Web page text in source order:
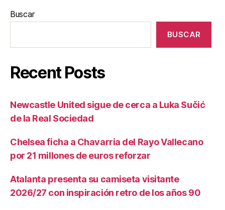
Buscar
BUSCAR
Recent Posts
Newcastle United sigue de cerca a Luka Sučić
de la Real Sociedad
Chelsea ficha a Chavarria del Rayo Vallecano
por 21 millones de euros reforzar
Atalanta presenta su camiseta visitante
2026/27 con inspiración retro de los años 90